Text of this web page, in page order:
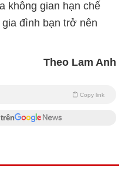
không gian hạn chế
đình bạn trở nên
Theo Lam Anh
Copy link